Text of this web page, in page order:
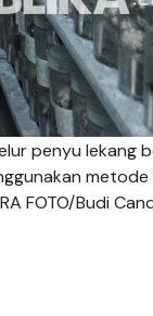
penyu lekang
metode
FOTO/Budi